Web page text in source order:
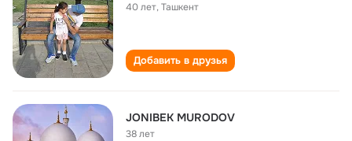
40 лет,Ташкент
Добавить в друзья
JONIBEK MURODOV
38 лет